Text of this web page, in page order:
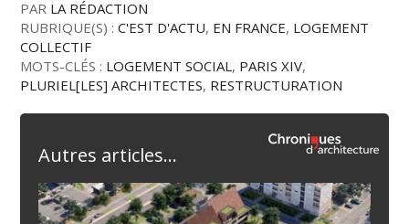
PAR LA RÉDACTION
RUBRIQUE(S) :C'EST D'ACTU, EN FRANCE, LOGEMENT
COLLECTIF
MOTS-CLÉS : LOGEMENT SOCIAL , PARIS XIV,
PLURIEL[LES] ARCHITECTES, RESTRUCTURATION
Autres articles...